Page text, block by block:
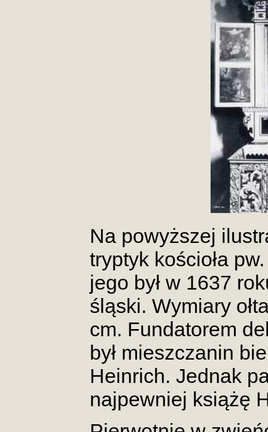
Na powyższej
tryptyk kościoła
jego był w 1637
śląski. Wymiary
cm. Fundatorem
był mieszczanin
Heinrich. Jednak
najpewniej książę